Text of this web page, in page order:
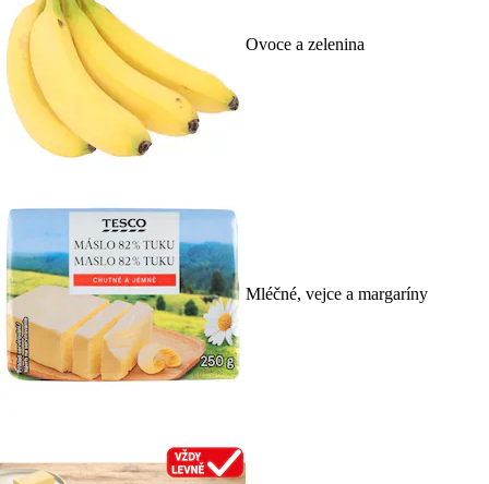
Ovoce a zelenina
Mléčné, vejce a margaríny